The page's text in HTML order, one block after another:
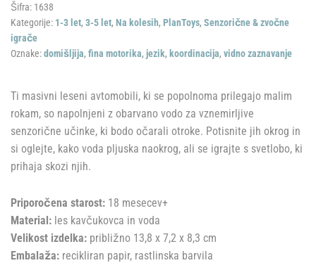
Šifra: 1638
Kategorije: 1-3 let, 3-5 let, Na kolesih, PlanToys, Senzorične & zvočne
igrače
Oznake:domišljija, fina motorika, jezik, koordinacija, vidno zaznavanje
Ti masivni leseni avtomobili, ki se popolnoma prilegajo malim
rokam, so napolnjeni z obarvano vodo za vznemirljive
senzorične učinke, ki bodo očarali otroke. Potisnite jih okrog in
si oglejte, kako voda pljuska naokrog, ali se igrajte s svetlobo, ki
prihaja skozi njih.
Priporočena starost: 18 mesecev+
Material: les kavčukovca in voda
Velikost izdelka: približno 13,8 x 7,2 x 8,3 cm
Embalaža: recikliran papir, rastlinska barvila